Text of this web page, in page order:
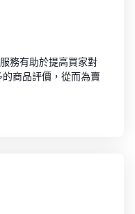
務有助於提高買家對
商品評價，從而為賣